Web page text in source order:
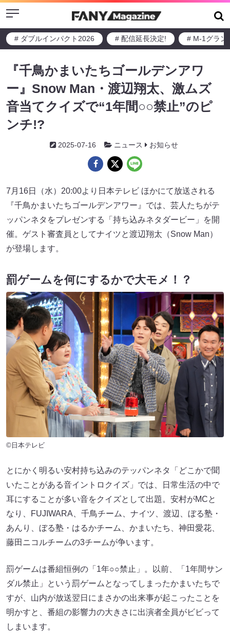
Menu
# ダブルインパクト2026 # 配信延長決定! # M-1グラン
『千鳥かまいたちゴールデンアワ
ー』Snow Man・渡辺翔太、激ムズ
音当てクイズで“1年間○○禁止”のピ
ンチ!?
2025-07-16 ニュース お知らせ
7月16日（水）20:00より日本テレビ ほかにて放送される
『千鳥かまいたちゴールデンアワー』では、芸人たちがテ
ッパンネタをプレゼンする「持ち込みネタダービー」を開
催。ゲスト審査員としてナイツと渡辺翔太（Snow Man）
が登場します。
罰ゲームを何にするかで大モメ！？
©日本テレビ
とにかく明るい安村持ち込みのテッパンネタ「どこかで聞
いたことがある音イントロクイズ」では、日常生活の中で
耳にすることが多い音をクイズとして出題。安村がMCと
なり、FUJIWARA、千鳥チーム、ナイツ、渡辺、ぼる塾・
あんり、ぼる塾・はるかチーム、かまいたち、神田愛花、
藤田ニコルチームの3チームが争います。
罰ゲームは番組恒例の「1年○○禁止」。以前、「1年間サン
ダル禁止」という罰ゲームとなってしまったかまいたちで
すが、山内が放送翌日にまさかの出来事が起こったことを
明かすと、番組の影響力の大きさに出演者全員がビビって
しまいます。